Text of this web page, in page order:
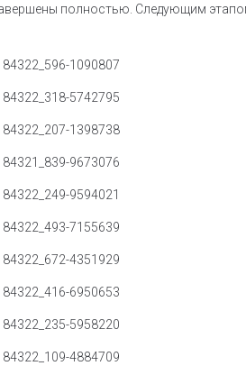
полностью. Следующим